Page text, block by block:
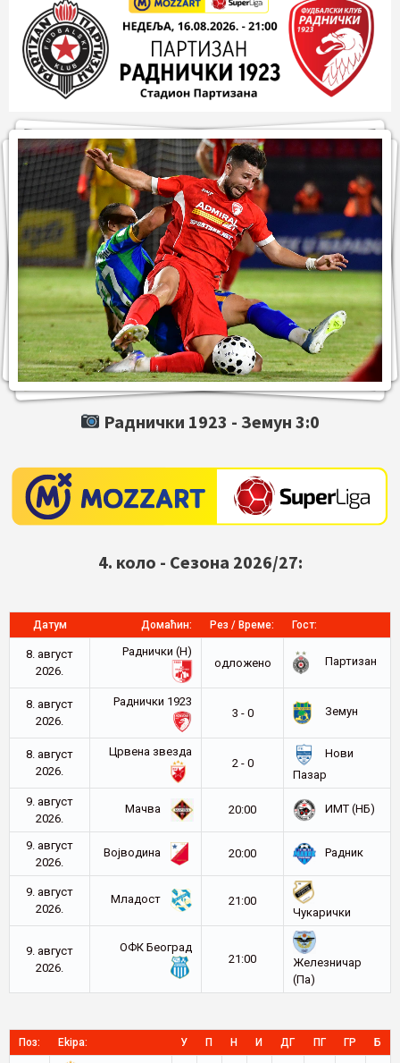
Раднички 1923 -Земун 3:0
4. коло - Сезона 2026/27:
Датум Домаћин: Рез / Време: Гост:
8. август
2026.
Раднички (Н)
oдложено
Партизан
8. август
2026.
Раднички 1923
3 - 0
Земун
8. август
2026.
Црвена звезда
2 - 0
Нови
Пазар
9. август
2026.
Мачва 20:00 ИМТ (НБ)
9. август
2026.
Војводина 20:00 Радник
9. август
2026.
Младост
21:00
Чукарички
9. август
2026.
ОФК Београд
21:00
Железничар
(Па)
Поз: Ekipa: У П Н И ДГ ПГ ГР Б